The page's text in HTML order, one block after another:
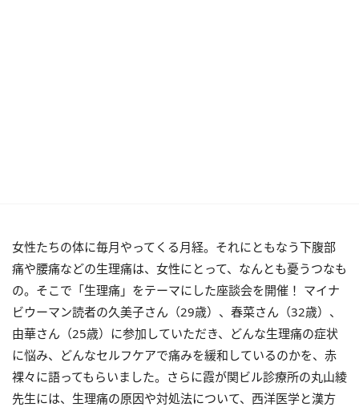
女性たちの体に毎月やってくる月経。それにともなう下腹部
痛や腰痛などの生理痛は、女性にとって、なんとも憂うつなも
の。そこで「生理痛」をテーマにした座談会を開催！ マイナ
ビウーマン読者の久美子さん（29歳）、春菜さん（32歳）、
由華さん（25歳）に参加していただき、どんな生理痛の症状
に悩み、どんなセルフケアで痛みを緩和しているのかを、赤
裸々に語ってもらいました。さらに霞が関ビル診療所の丸山綾
先生には、生理痛の原因や対処法について、西洋医学と漢方